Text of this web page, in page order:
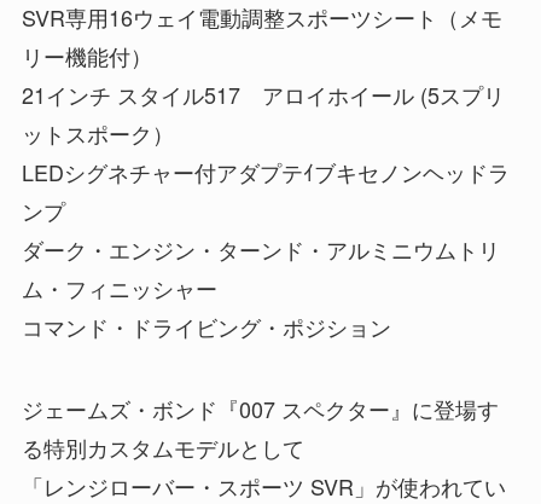
SVR専用16ウェイ電動調整スポーツシート（メモ
リー機能付）
21インチ スタイル517 アロイホイール (5スプリ
ットスポーク）
LEDシグネチャー付アダプテｲブキセノンヘッドラ
ンプ
ダーク・エンジン・ターンド・アルミニウムトリ
ム・フィニッシャー
コマンド・ドライビング・ポジション
ジェームズ・ボンド『007 スペクター』に登場す
る特別カスタムモデルとして
「レンジローバー・スポーツ SVR」が使われてい